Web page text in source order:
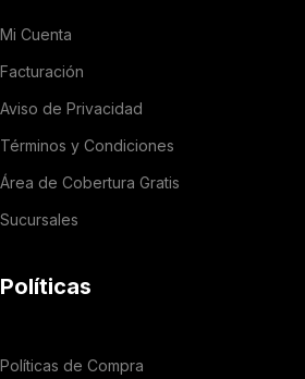
Mi Cuenta
Facturación
Aviso de Privacidad
Términos y Condiciones
Área de Cobertura Gratis
Sucursales
Políticas
Políticas de Compra